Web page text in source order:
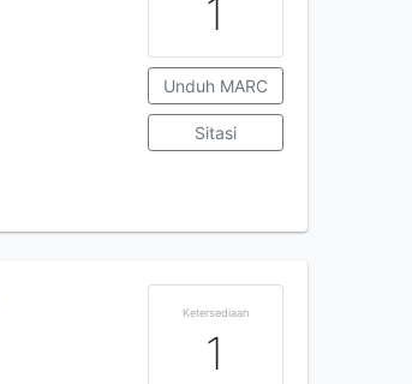
1
Unduh MARC
Sitasi
Ketersediaan
1